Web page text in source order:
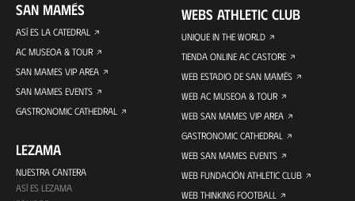
SAN MAMÉS
ASÍ ES LA CATEDRAL
AC MUSEOA & TOUR
SAN MAMES VIP AREA
SAN MAMES EVENTS
GASTRONOMIC CATHEDRAL
LEZAMA
NUESTRA CANTERA
ASÍ ES LEZAMA
WEBS ATHLETIC CLUB
UNIQUE IN THE WORLD
TIENDA ONLINE AC CASTORE
WEB ESTADIO DE SAN MAMÉS
WEB AC MUSEOA & TOUR
WEB SAN MAMES VIP AREA
GASTRONOMIC CATHEDRAL
WEB SAN MAMES EVENTS
WEB FUNDACIÓN ATHLETIC CLUB
WEB THINKING FOOTBALL